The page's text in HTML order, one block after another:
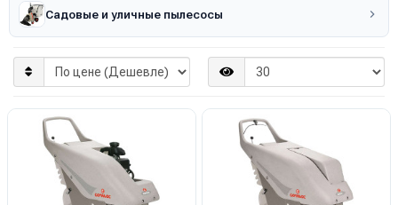
Садовые и уличные пылесосы